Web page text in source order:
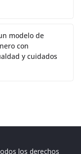
modelo de
con
y cuidados
los derechos